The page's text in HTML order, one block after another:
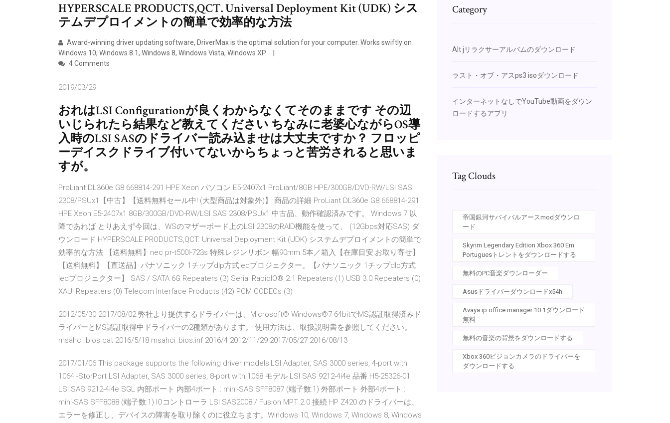
HYPERSCALE PRODUCTS,QCT. Universal Deployment Kit (UDK) シス
テムデプロイメントの簡単で効率的な方法
Award-winning driver updating software, DriverMax is the optimal solution for your computer. Works swiftly on
Windows 10, Windows 8.1, Windows 8, Windows Vista, Windows XP.
4 Comments
2019/03/29
おれはLSI Configurationが良くわからなくてそのままです その辺
いじられたら結果など教えてください ちなみに老婆心ながらOS導
入時のLSI SASのドライバー読み込ませは大丈夫ですか？ フロッピ
ーデイスクドライブ付いてないからちょっと苦労されると思いま
すが。
ProLiant DL360e G8 668814-291 HPE Xeon パソコン E5-2407x1 ProLiant/8GB HPE/300GB/DVD-RW/LSI SAS
2308/PSUx1【中古】【送料無料セール中! (大型商品は対象外)】 商品の詳細 ProLiant DL360e G8 668814-291
HPE Xeon E5-2407x1 8GB/300GB/DVD-RW/LSI SAS 2308/PSUx1 中古品、動作確認済みです。 Windows 7 以
降であれば とりあえず今回は、WSのマザーボード上のLSI 2308のRAID機能を使って、 (12Gbps対応SAS) ダ
ウンロード HYPERSCALE PRODUCTS,QCT. Universal Deployment Kit (UDK) システムデプロイメントの簡単で
効率的な方法 【送料無料】nec pr-t500l-723s 特殊レジンリボン 幅90mm 5本／箱入【在庫目安:お取り寄せ】
【送料無料】【直送品】パナソニック 1チップdlp方式ledプロジェクター。【パナソニック 1チップdlp方式
ledプロジェクター】 SAS / SATA 6G Repeaters (3) Serial RapidIO® 2.1 Repeaters (1) USB 3.0 Repeaters (0)
XAUI Repeaters (0) Telecom Interface Products (42) PCM CODECs (3)
2012/05/30 2017/08/02 弊社より提供するドライバーは、Microsoft® Windows®7 64bitでMS認証取得済みド
ライバーとMS認証取得中ドライバーの2種類があります。 使用方法は、取扱説明書を参照してください。
msahci_bios.cat 2016/5/18 msahci_bios.inf 2016/4 2012/11/29 2017/05/27 2016/08/13
2017/01/06 This package supports the following driver models:LSI Adapter, SAS 3000 series, 4-port with
1064 -StorPort LSI Adapter, SAS 3000 series, 8-port with 1068 モデル LSI SAS 9212-4i4e 品番 H5-25326-01 :
LSI SAS 9212-4i4e SGL 内部ポート 内部4ポート : mini-SAS SFF8087 (端子数:1) 外部ポート 外部4ポート :
mini-SAS SFF8088 (端子数:1) IOコントローラ LSI SAS2008 / Fusion MPT 2.0 接続 HP Z420 のドライバーは、
エラーを修正し、デバイスの障害を取り除くのに役立ちます。Windows 10, Windows 7, Windows 8, Windows
Category
Alt jリラクサーアルバムのダウンロード
ラスト・オブ・アスps3 isoダウンロード
インターネットなしでYouTube動画をダウン
ロードするアプリ
Tag Clouds
帝国銀河サバイバルアースmodダウンロ
ード
Skyrim Legendary Edition Xbox 360 Em
Portuguesトレントをダウンロードする
無料のPC音楽ダウンローダー
Asusドライバーダウンロードx54h
Avaya ip office manager 10.1ダウンロード
無料
無料の音楽の背景をダウンロードする
Xbox 360ビジョンカメラのドライバーを
ダウンロードする